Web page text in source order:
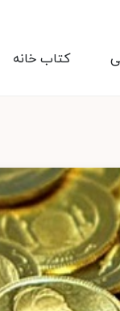
کتاب خانه